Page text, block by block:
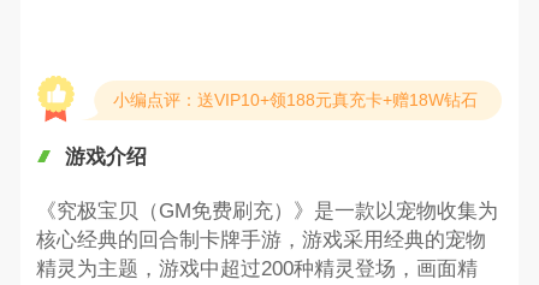
小编点评：送VIP10+领188元真充卡+赠18W钻石
游戏介绍
《究极宝贝（GM免费刷充）》是一款以宠物收集为
核心经典的回合制卡牌手游，游戏采用经典的宠物
精灵为主题，游戏中超过200种精灵登场，画面精